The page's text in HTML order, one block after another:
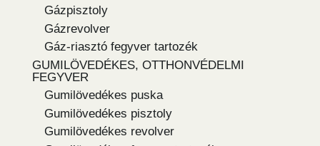
Gázpisztoly
Gázrevolver
Gáz-riasztó fegyver tartozék
GUMILÖVEDÉKES, OTTHONVÉDELMI
FEGYVER
Gumilövedékes puska
Gumilövedékes pisztoly
Gumilövedékes revolver